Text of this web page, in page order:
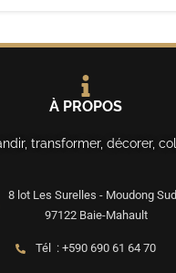
À PROPOS
transformer, décorer,
8 lot Les Surelles - Moudong
97122 Baie-Mahault
Tél : +590 690 61 64 70